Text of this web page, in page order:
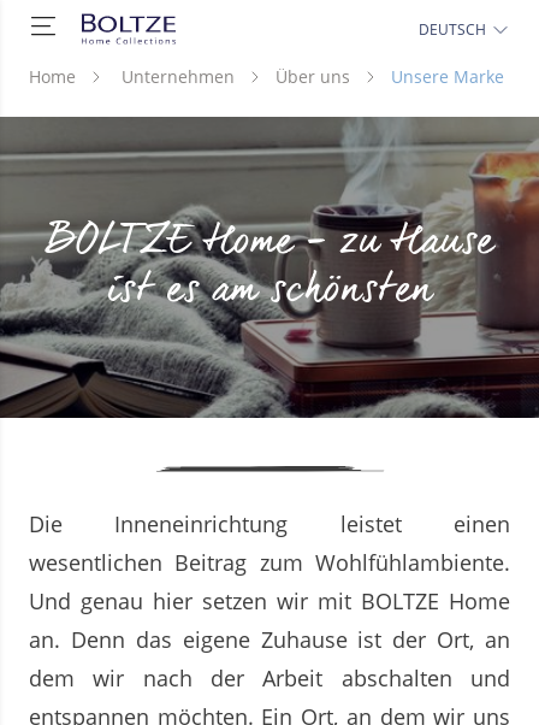
DEUTSCH
Home Unternehmen Über uns Unsere Marke
BOLTZE Home – zu Hause
ist es am schönsten
Die Inneneinrichtung leistet einen
wesentlichen Beitrag zum Wohlfühlambiente.
Und genau hier setzen wir mit BOLTZE Home
an. Denn das eigene Zuhause ist der Ort, an
dem wir nach der Arbeit abschalten und
entspannen möchten. Ein Ort, an dem wir uns